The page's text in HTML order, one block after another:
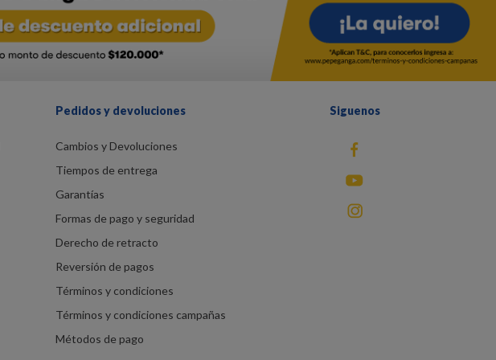
Pedidos y devoluciones
Cambios y Devoluciones
Tiempos de entrega
Garantías
Formas de pago y seguridad
Derecho de retracto
Reversión de pagos
Términos y condiciones
Términos y condiciones campañas
Métodos de pago
Siguenos
fb
You Tube
instagram